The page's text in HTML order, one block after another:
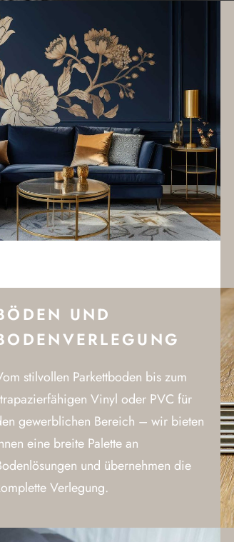
UND
stilvollen Parkettboden bis zum
Vinyl oder PVC für
gewerblichen Bereich – wir bieten
eine breite Palette an
und übernehmen die
Verlegung.